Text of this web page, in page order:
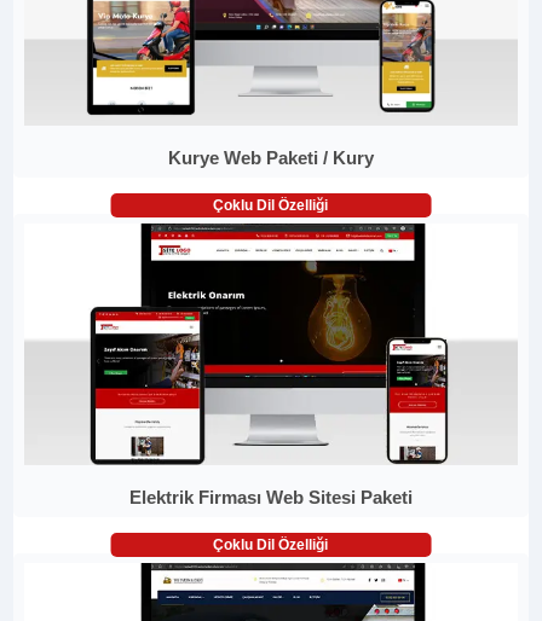
Kurye Web Paketi / Kury
Çoklu Dil Özelliği
Elektrik Firması Web Sitesi Paketi
Çoklu Dil Özelliği